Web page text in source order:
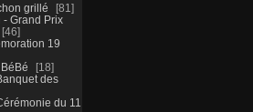
grillé
81
Grand Prix
46
19
18
des
du 11